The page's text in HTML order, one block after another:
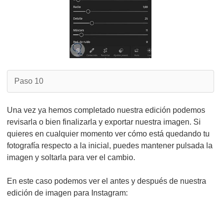
Paso 10
Una vez ya hemos completado nuestra edición podemos
revisarla o bien finalizarla y exportar nuestra imagen. Si
quieres en cualquier momento ver cómo está quedando tu
fotografía respecto a la inicial, puedes mantener pulsada la
imagen y soltarla para ver el cambio.
En este caso podemos ver el antes y después de nuestra
edición de imagen para Instagram: